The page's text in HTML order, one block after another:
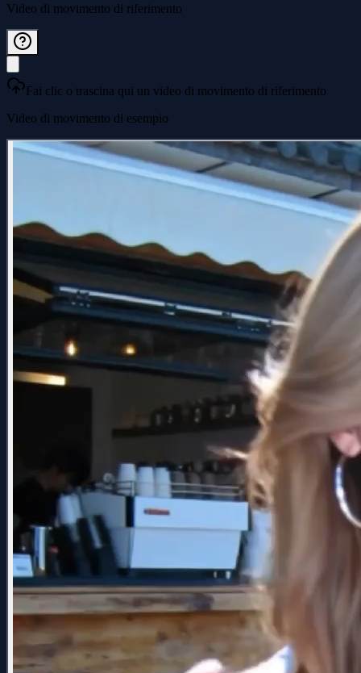
Video di movimento di riferimento
Fai clic o trascina qui un video di movimento di riferimento
Video di movimento di esempio